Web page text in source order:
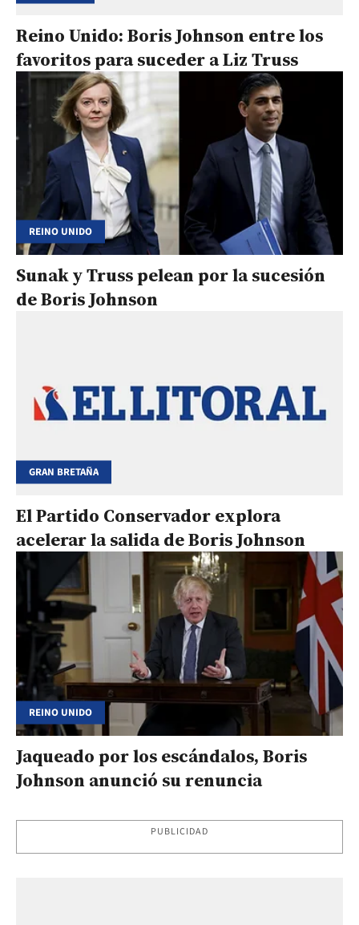
Reino Unido: Boris Johnson entre los
favoritos para suceder a Liz Truss
REINO UNIDO
Sunak y Truss pelean por la sucesión
de Boris Johnson
GRAN BRETAÑA
El Partido Conservador explora
acelerar la salida de Boris Johnson
REINO UNIDO
Jaqueado por los escándalos, Boris
Johnson anunció su renuncia
PUBLICIDAD